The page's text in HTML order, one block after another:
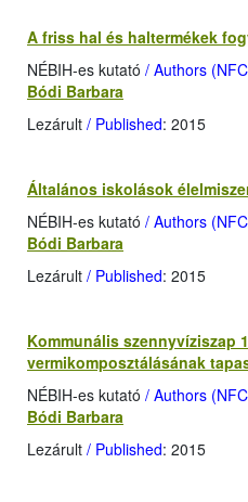
A friss hal és haltermékek
NÉBIH-es kutató / Authors
Bódi Barbara
Lezárult / Published: 2015
Általános iskolások
NÉBIH-es kutató / Authors
Bódi Barbara
Lezárult / Published: 2015
Kommunális szennyvíziszap
vermikomposztálásának
NÉBIH-es kutató / Authors
Bódi Barbara
Lezárult / Published: 2015